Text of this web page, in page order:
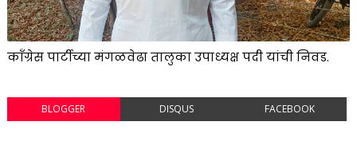
काँग्रेस पार्टीच्या मंगळवेढा तालुका उपाध्यक्ष पदी यांची निवड.
BLOGGER DISQUS FACEBOOK